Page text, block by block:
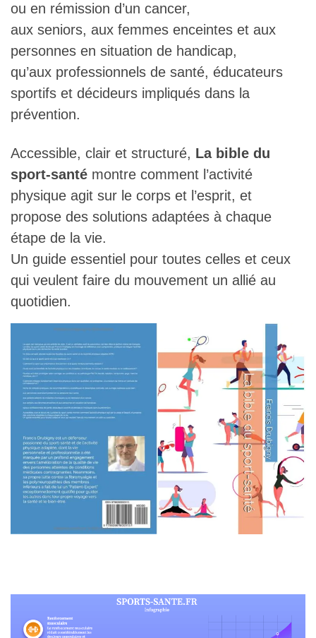
ou en rémission d’un cancer,
aux seniors, aux femmes enceintes et aux
personnes en situation de handicap,
qu’aux professionnels de santé, éducateurs
sportifs et décideurs impliqués dans la
prévention.
Accessible, clair et structuré, La bible du
sport-santé montre comment l’activité
physique agit sur le corps et l’esprit, et
propose des solutions adaptées à chaque
étape de la vie.
Un guide essentiel pour toutes celles et ceux
qui veulent faire du mouvement un allié au
quotidien.